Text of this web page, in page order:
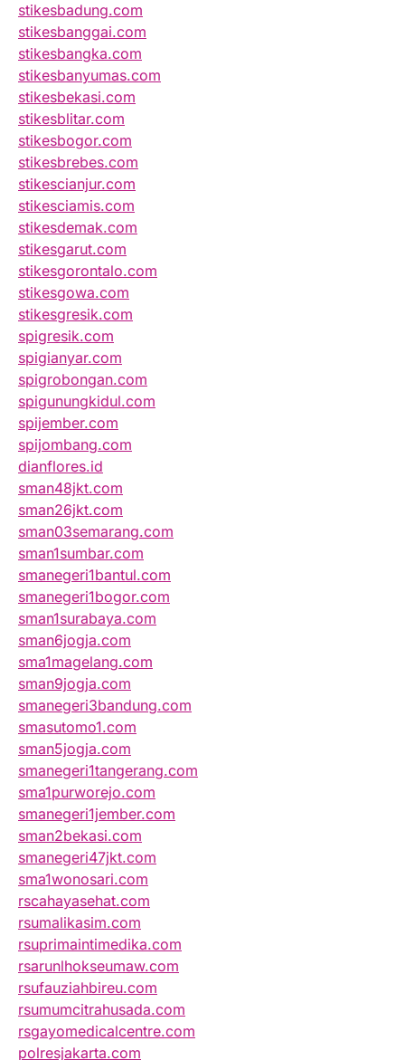
stikesbadung.com
stikesbanggai.com
stikesbangka.com
stikesbanyumas.com
stikesbekasi.com
stikesblitar.com
stikesbogor.com
stikesbrebes.com
stikescianjur.com
stikesciamis.com
stikesdemak.com
stikesgarut.com
stikesgorontalo.com
stikesgowa.com
stikesgresik.com
spigresik.com
spigianyar.com
spigrobongan.com
spigunungkidul.com
spijember.com
spijombang.com
dianflores.id
sman48jkt.com
sman26jkt.com
sman03semarang.com
sman1sumbar.com
smanegeri1bantul.com
smanegeri1bogor.com
sman1surabaya.com
sman6jogja.com
sma1magelang.com
sman9jogja.com
smanegeri3bandung.com
smasutomo1.com
sman5jogja.com
smanegeri1tangerang.com
sma1purworejo.com
smanegeri1jember.com
sman2bekasi.com
smanegeri47jkt.com
sma1wonosari.com
rscahayasehat.com
rsumalikasim.com
rsuprimaintimedika.com
rsarunlhokseumaw.com
rsufauziahbireu.com
rsumumcitrahusada.com
rsgayomedicalcentre.com
polresjakarta.com